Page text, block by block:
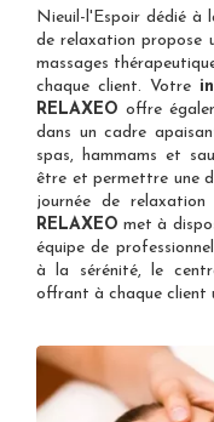
Nieuil-l'Espoir dédié à
de relaxation propose
massages
chaque client. Votre
RELAXEO offre
dans un cadre
spas, hammams et
être et permettre une
journée de relaxation
RELAXEO met à
équipe de
à la sérénité, le
offrant à chaque client